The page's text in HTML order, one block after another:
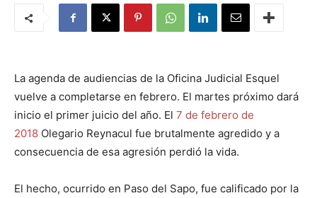
La agenda de audiencias de la Oficina Judicial Esquel
vuelve a completarse en febrero. El martes próximo dará
inicio el primer juicio del año. El 7 de febrero de
2018 Olegario Reynacul fue brutalmente agredido y a
consecuencia de esa agresión perdió la vida.
El hecho, ocurrido en Paso del Sapo, fue calificado por la